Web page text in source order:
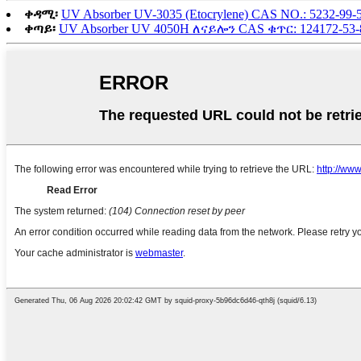
ቀዳሚ፡ UV Absorber UV-3035 (Etocrylene) CAS NO.: 5232-99-
ቀጣይ፡ UV Absorber UV 4050H ለናይሎን CAS ቁጥር: 124172-53-